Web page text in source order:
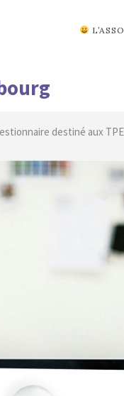
L’ASSO
destiné aux